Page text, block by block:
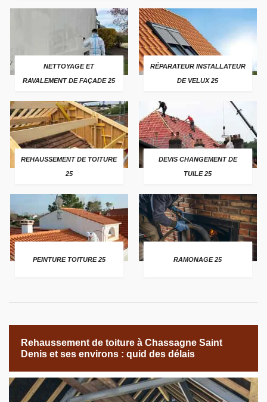
NETTOYAGE ET
RAVALEMENT DE FAÇADE 25
RÉPARATEUR INSTALLATEUR
DE VELUX 25
REHAUSSEMENT DE TOITURE
25
DEVIS CHANGEMENT DE
TUILE 25
PEINTURE TOITURE 25 RAMONAGE 25
Rehaussement de toiture à Chassagne Saint
Denis et ses environs : quid des délais